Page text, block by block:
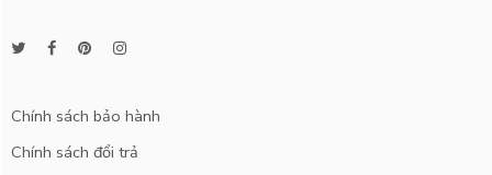
Chính sách bảo hành
Chính sách đổi trả